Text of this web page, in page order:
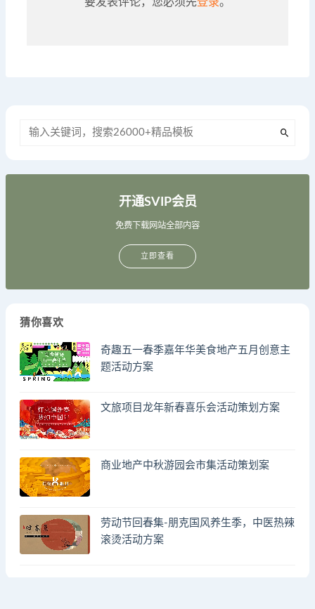
开通SVIP会员
免费下载网站全部内容
立即查看
猜你喜欢
奇趣五一春季嘉年华美食地产五月创意主
题活动方案
文旅项目龙年新春喜乐会活动策划方案
商业地产中秋游园会市集活动策划案
劳动节回春集-朋克国风养生季，中医热辣
滚烫活动方案